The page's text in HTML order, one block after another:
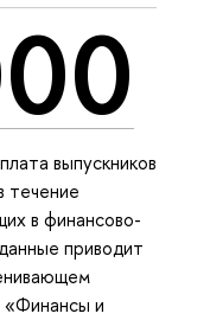
выпускников
течение
в финансово-
приводит
«Финансы и